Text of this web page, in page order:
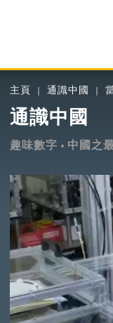
主頁 通識中國
通識中國
趣味數字 中國之